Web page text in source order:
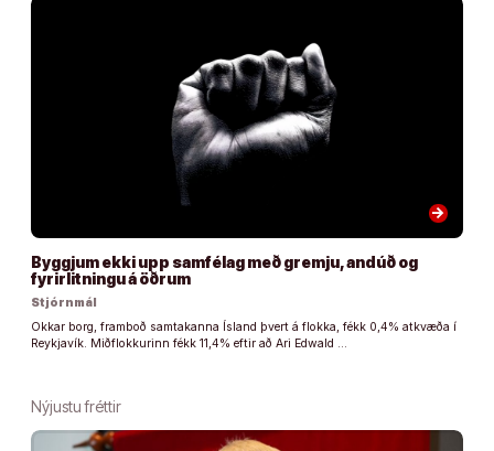
arrow_forward
Byggjum ekki upp samfélag með gremju, andúð og
fyrirlitningu á öðrum
Stjórnmál
Okkar borg, framboð samtakanna Ísland þvert á flokka, fékk 0,4% atkvæða í
Reykjavík. Miðflokkurinn fékk 11,4% eftir að Ari Edwald …
Nýjustu fréttir